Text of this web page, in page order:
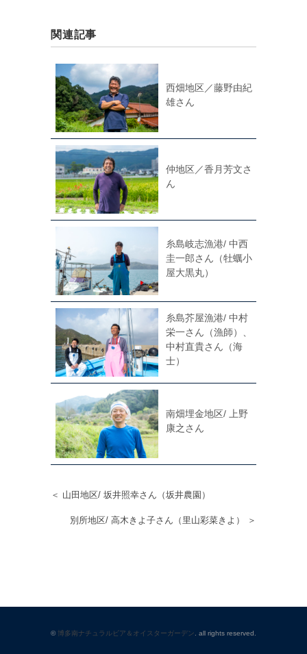
関連記事
西畑地区／藤野由紀
雄さん
仲地区／香月芳文さ
ん
糸島岐志漁港/ 中西
圭一郎さん（牡蠣小
屋大黒丸）
糸島芥屋漁港/ 中村
栄一さん（漁師）、
中村直貴さん（海
士）
南畑埋金地区/ 上野
康之さん
＜ 山田地区/ 坂井照幸さん（坂井農園）
別所地区/ 高木きよ子さん（里山彩菜きよ） ＞
©博多南ナチュラルビア＆オイスターガーデン . all rights reserved.